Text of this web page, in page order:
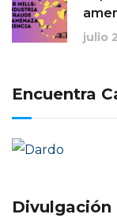
julio
Encuentra
Divulgación